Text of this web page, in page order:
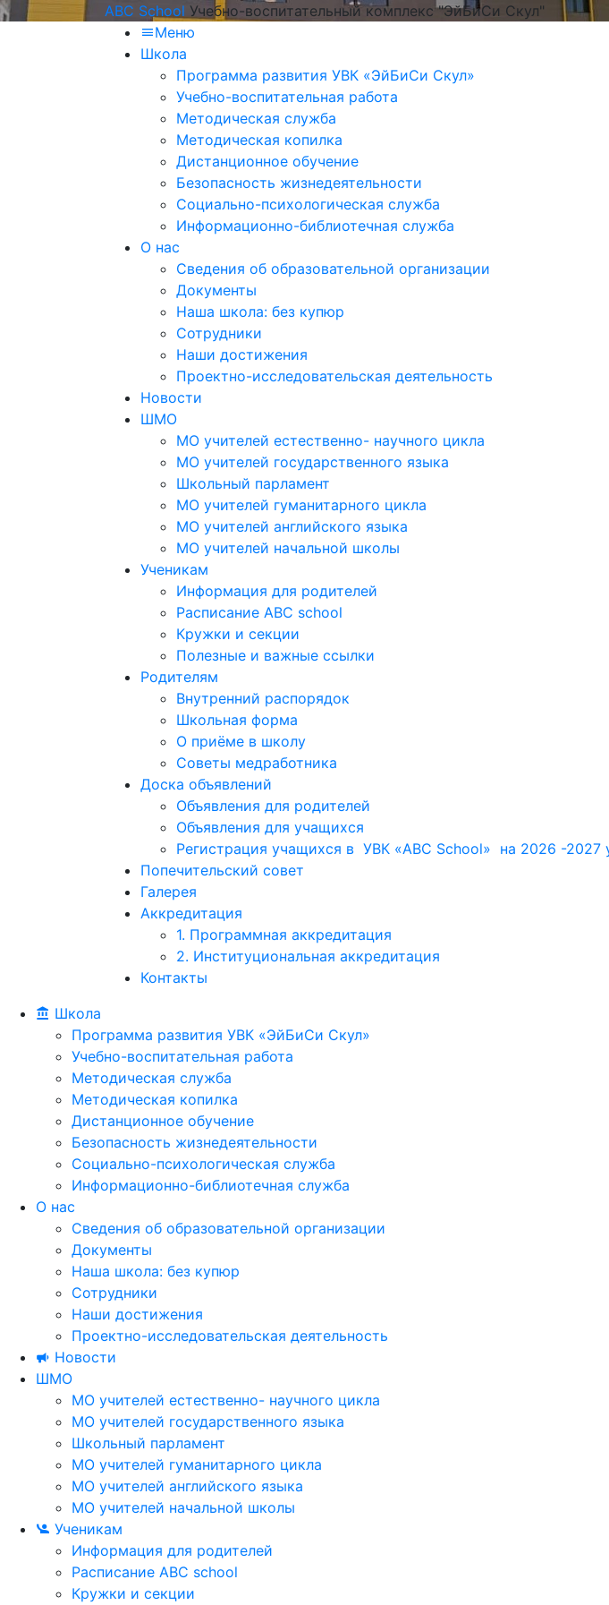
ABC School Учебно-воспитательный комплекс "ЭйБиСи Скул"
Меню
Школа
Программа развития УВК «ЭйБиСи Скул»
Учебно-воспитательная работа
Методическая служба
Методическая копилка
Дистанционное обучение
Безопасность жизнедеятельности
Социально-психологическая служба
Информационно-библиотечная служба
О нас
Сведения об образовательной организации
Документы
Наша школа: без купюр
Сотрудники
Наши достижения
Проектно-исследовательская деятельность
Новости
ШМО
МО учителей естественно- научного цикла
МО учителей государственного языка
Школьный парламент
МО учителей гуманитарного цикла
МО учителей английского языка
МО учителей начальной школы
Ученикам
Информация для родителей
Расписание ABC school
Кружки и секции
Полезные и важные ссылки
Родителям
Внутренний распорядок
Школьная форма
О приёме в школу
Советы медработника
Доска объявлений
Объявления для родителей
Объявления для учащихся
Регистрация учащихся в УВК «ABC School» на 2026 -2027
Попечительский совет
Галерея
Аккредитация
1. Программная аккредитация
2. Институциональная аккредитация
Контакты
Школа
Программа развития УВК «ЭйБиСи Скул»
Учебно-воспитательная работа
Методическая служба
Методическая копилка
Дистанционное обучение
Безопасность жизнедеятельности
Социально-психологическая служба
Информационно-библиотечная служба
О нас
Сведения об образовательной организации
Документы
Наша школа: без купюр
Сотрудники
Наши достижения
Проектно-исследовательская деятельность
Новости
ШМО
МО учителей естественно- научного цикла
МО учителей государственного языка
Школьный парламент
МО учителей гуманитарного цикла
МО учителей английского языка
МО учителей начальной школы
Ученикам
Информация для родителей
Расписание ABC school
Кружки и секции